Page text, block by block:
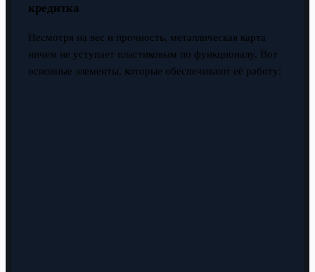
кредитка
Несмотря на вес и прочность, металлическая карта
ничем не уступает пластиковым по функционалу. Вот
основные элементы, которые обеспечивают её работу: